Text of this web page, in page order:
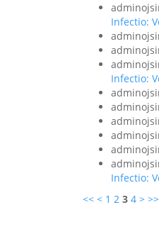
Infectio:
Infectio:
Infectio:
<< < 1 2 3 4 > >>